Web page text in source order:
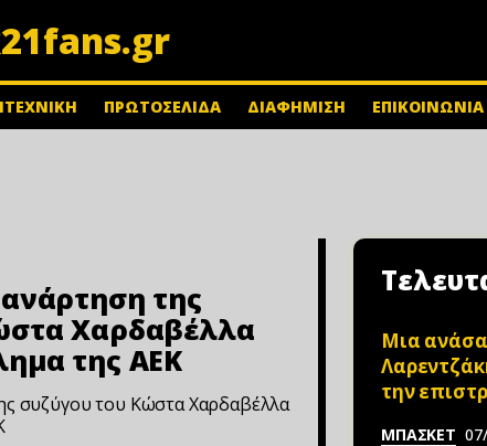
ΠΡΩΤΟΣΕΛΙΔΑ ΔΙΑΦΗΜΙΣΗ ΕΠΙΚΟΙΝΩΝΙΑ
της
Χαρδαβέλλα
της ΑΕΚ
συζύγου του Κώστα Χαρδαβέλλα
Μια
την
ΜΠΑΣΚΕΤ